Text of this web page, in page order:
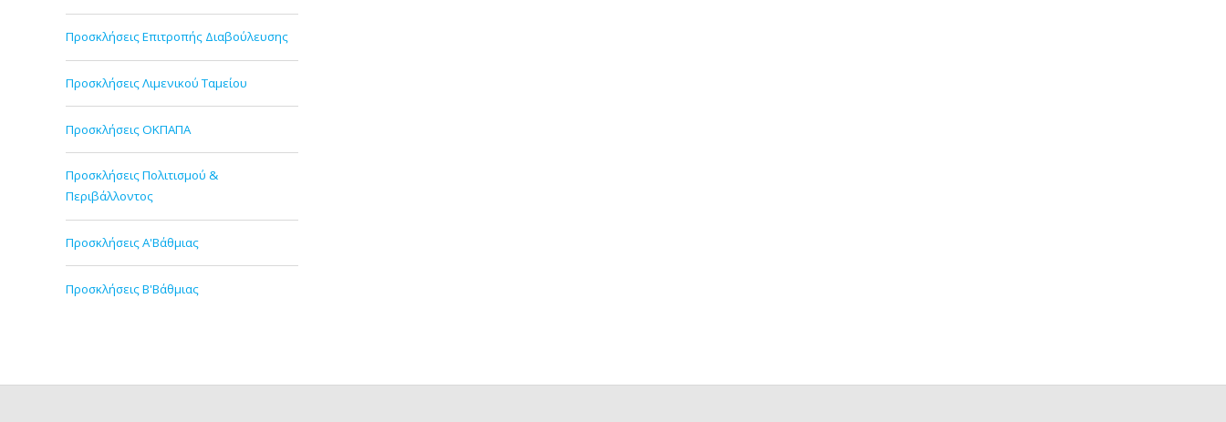
Προσκλήσεις Επιτροπής Διαβούλευσης
Προσκλήσεις Λιμενικού Ταμείου
Προσκλήσεις ΟΚΠΑΠΑ
Προσκλήσεις Πολιτισμού &
Περιβάλλοντος
Προσκλήσεις Α'Βάθμιας
Προσκλήσεις Β'Βάθμιας